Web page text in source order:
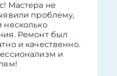
Мастера не
проблему,
Ремонт был
и качественно.
и